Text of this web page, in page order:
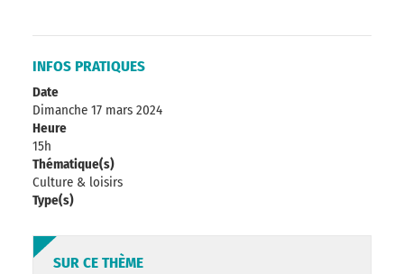
INFOS PRATIQUES
Date
Dimanche 17 mars 2024
Heure
15h
Thématique(s)
Culture & loisirs
Type(s)
SUR CE THÈME